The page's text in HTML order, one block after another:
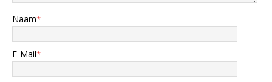
Naam*
E-Mail*